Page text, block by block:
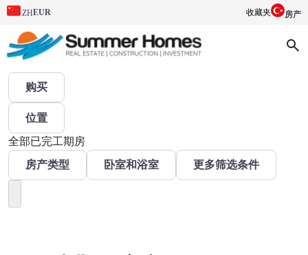
ZHEUR 收藏夹 房产
购买
位置
全部已完工期房
房产类型 卧室和浴室 更多筛选条件